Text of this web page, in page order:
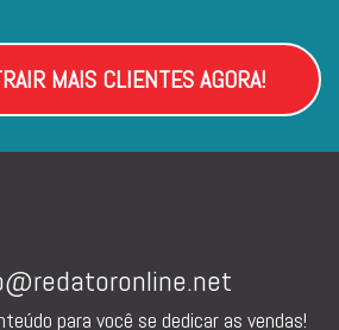
MAIS CLIENTES AGORA!
para você se dedicar as vendas!